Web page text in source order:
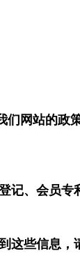
网站的政
、会员专
这些信息，